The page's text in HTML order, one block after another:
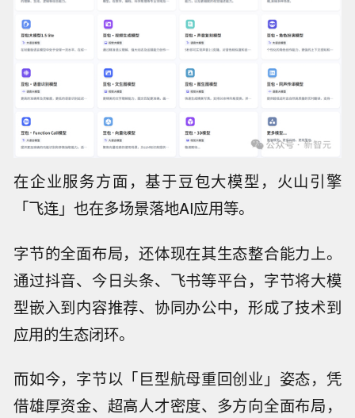
在企业服务方面，基于豆包大模型，火山引擎
「飞连」也在多场景落地AI应用等。
字节的全面布局，还体现在其生态整合能力上。
通过抖音、今日头条、飞书等平台，字节将大模
型嵌入到内容推荐、协同办公中，形成了技术到
应用的生态闭环。
而如今，字节以「巨型航母重回创业」姿态，凭
借雄厚资金、超高人才密度、多方向全面布局，